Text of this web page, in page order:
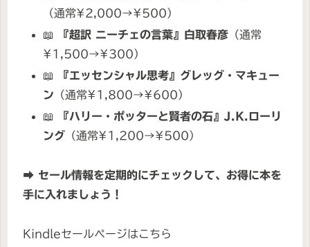
（通常¥2,000→¥500）
📖
『超訳 ニーチェの言葉』白取春彦 （通常
¥1,500→¥300）
📖
『エッセンシャル思考』グレッグ・マキュー
ン （通常¥1,800→¥600）
📖
『ハリー・ポッターと賢者の石』J.K.ローリ
ング （通常¥1,200→¥500）
➡ セール情報を定期的にチェックして、お得に本を
手に入れましょう！
Kindleセールページはこちら